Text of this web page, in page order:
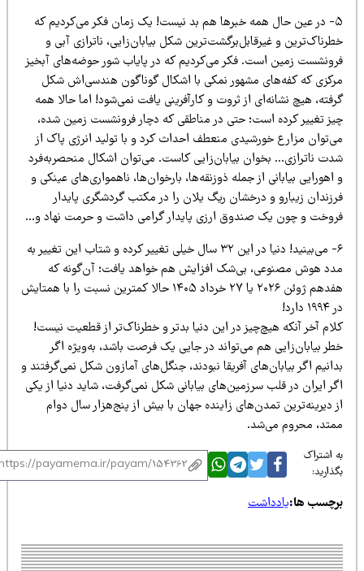
۵- در عین حال همه خبرها هم بد نیست! یک زمان فکر می‌کردیم که
و غیرقابل‌برگشت‌ترین شکل بیابان‌زایی، ناترازی آبی و
زمین است. فکر می‌کردیم که در پایاب شور حوضه‌های آبخیز
که کفه‌های مشهور نمکی با اشکال گوناگون هندسی‌اش شکل
هیچ نشانه‌ای از ثروت و کارآفرینی یافت نمی‌شود! اما حالا همه
تغییر کرده است؛ حتی در مناطقی که دچار فرونشست زمین شده،
مزارع خورشیدی منعطف احداث کرد و با تولید انرژی پاک از
ناترازی… بخوان بیابان‌زایی کاست. می‌توان اشکال منحصربه‌فرد
بیابانی از جمله ذوزنقه‌ها، بارخوان‌ها، ناهمواری‌های عینکی و
زیبارو و درخشان ریگ یلان را در مکتب گردشگری پایدار
و چون یک صندوق ارزی پایدار گرامی داشت و حرمت نهاد و…
۶- می‌بینید! دنیا در این ۳۲ سال خیلی تغییر کرده و شتاب این تغییر به
هوش مصنوعی، بی‌شک افزایش هم خواهد یافت؛ آن‌گونه که
هفدهم ژوئن ۲۰۲۶ یا ۲۷ خرداد ۱۴۰۵ حالا کمترین نسبت را با همتایش
آخر آنکه هیچ‌چیز در این دنیا بدتر و خطرناک‌تر از قطعیت نیست!
بیابان‌زایی هم می‌تواند در جایی یک فرصت باشد، به‌ویژه اگر
اگر بیابان‌های آفریقا نبودند، جنگل‌های آمازون شکل نمی‌گرفتند و
ایران در قلب سرزمین‌های بیابانی شکل نمی‌گرفت، شاید دنیا از یکی
دیرینه‌ترین تمدن‌های زاینده جهان با بیش از پنج‌هزار سال دوام
محروم می‌شد.
اشتراک
ها:یادداشت